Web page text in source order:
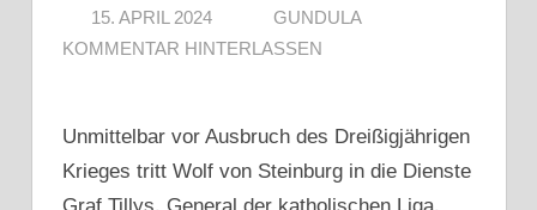
15. APRIL 2024
GUNDULA
KOMMENTAR HINTERLASSEN
Unmittelbar vor Ausbruch des Dreißigjährigen
Krieges tritt Wolf von Steinburg in die Dienste